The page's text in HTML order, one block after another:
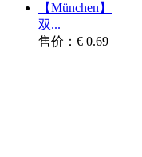
【München】
双...
售价：€ 0.69